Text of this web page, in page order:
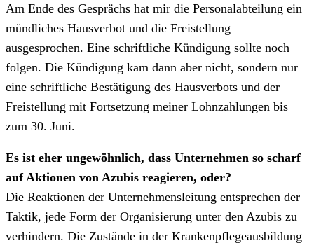
Am Ende des Gesprächs hat mir die Personalabteilung ein
mündliches Hausverbot und die Freistellung
ausgesprochen. Eine schriftliche Kündigung sollte noch
folgen. Die Kündigung kam dann aber nicht, sondern nur
eine schriftliche Bestätigung des Hausverbots und der
Freistellung mit Fortsetzung meiner Lohnzahlungen bis
zum 30. Juni.
Es ist eher ungewöhnlich, dass Unternehmen so scharf
auf Aktionen von Azubis reagieren, oder?
Die Reaktionen der Unternehmensleitung entsprechen der
Taktik, jede Form der Organisierung unter den Azubis zu
verhindern. Die Zustände in der Krankenpflegeausbildung